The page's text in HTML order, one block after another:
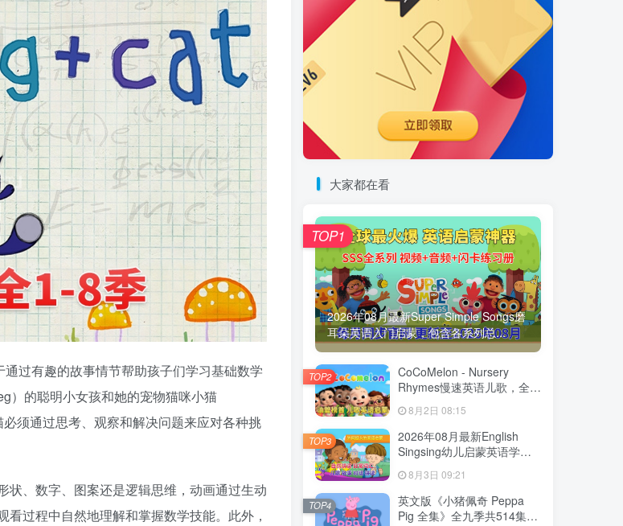
过有趣的故事情节帮助孩子们学习基础数学
）的聪明小女孩和她的宠物猫咪小猫
须通过思考、观察和解决问题来应对各种挑
、数字、图案还是逻辑思维，动画通过生动
过程中自然地理解和掌握数学技能。此外，
大家都在看
2026年08月最新Super Simple Songs磨
耳朵英语入门启蒙，包含各系列总...
TOP1
CoCoMelon - Nursery
Rhymes慢速英语儿歌，全
带英文字幕，带音频MP3，
百度网盘下载！
8月2日 08:15
TOP2
2026年08月最新English
Singsing幼儿启蒙英语学习
等，全1364集+，1080P高
清视频带英文字幕，百度网
盘下载！
8月3日 09:21
TOP3
英文版《小猪佩奇 Peppa
Pig 全集》全九季共514集，
TOP4